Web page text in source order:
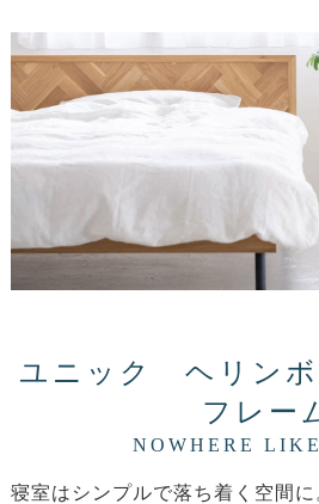
ユニック ヘリン
フレー
NOWHERE
寝室はシンプルで落ち着く空間に